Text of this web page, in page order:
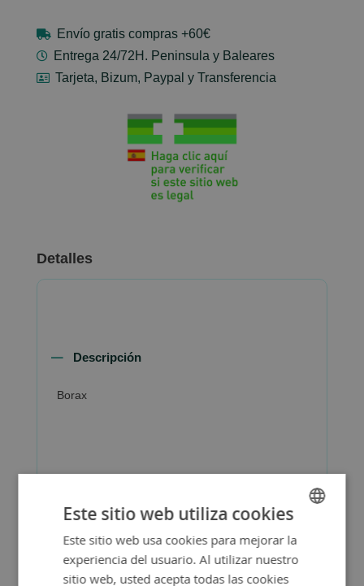
Envío gratis compras +60€
Entrega 24/72H. Peninsula y Baleares
Tarjeta, Bizum, Paypal y Transferencia
Detalles
Descripción
Borax
SPANISH
ENGLISH
Este sitio web utiliza cookies
Este sitio web usa cookies para mejorar la
experiencia del usuario. Al utilizar nuestro
sitio web, usted acepta todas las cookies